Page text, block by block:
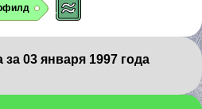
03 января 1997 года